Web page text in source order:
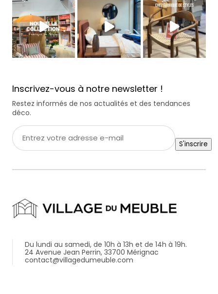
Inscrivez-vous à notre newsletter !
Restez informés de nos actualités et des tendances
déco.
Entrez
votre
e-
S'inscrire
Du lundi au samedi, de 10h à 13h et de 14h à 19h.
24 Avenue Jean Perrin, 33700 Mérignac
contact@villagedumeuble.com